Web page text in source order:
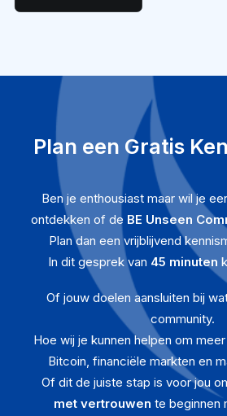
Plan een Gratis
Ben je enthousiast maar wil je
ontdekken of de BE Unseen
Plan dan een vrijblijvend
In dit gesprek van 45 minuten
Of jouw doelen aansluiten bij
community.
Hoe wij je kunnen helpen om
Bitcoin, financiële markten en
Of dit de juiste stap is voor jou
met vertrouwen te beginnen